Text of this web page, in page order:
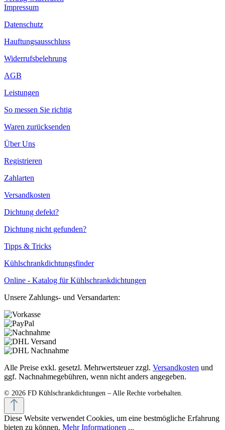
Impressum
Datenschutz
Hauftungsausschluss
Widerrufsbelehrung
AGB
Leistungen
So messen Sie richtig
Waren zurücksenden
Über Uns
Registrieren
Zahlarten
Versandkosten
Dichtung defekt?
Dichtung nicht gefunden?
Tipps & Tricks
Kühlschrankdichtungsfinder
Online - Katalog für Kühlschrankdichtungen
Unsere Zahlungs- und Versandarten:
Alle Preise exkl. gesetzl. Mehrwertsteuer zzgl. Versandkosten und
ggf. Nachnahmegebühren, wenn nicht anders angegeben.
Diese Website verwendet Cookies, um eine bestmögliche Erfahrung
bieten zu können. Mehr Informationen ...